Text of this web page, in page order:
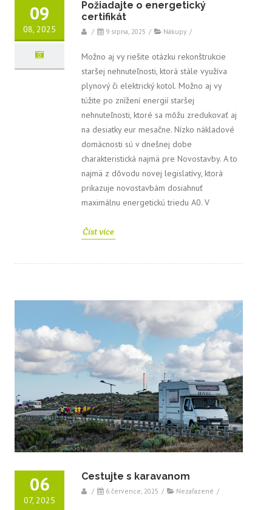
09
08, 2025
Požiadajte o energetický
certifikát
/ 9 srpna, 2025 / Nákupy /
Možno aj vy riešite otázku rekonštrukcie
staršej nehnuteľnosti, ktorá stále využíva
plynový či elektrický kotol. Možno aj vy
túžite po znížení energií staršej
nehnuteľnosti, ktoré sa môžu zredukovať aj
na desiatky eur mesačne. Nízko nákladové
domácnosti sú v dnešnej dobe
charakteristická najmä pre Novostavby. A to
najmä z dôvodu novej legislatívy, ktorá
prikazuje novostavbám dosiahnuť
maximálnu energetickú triedu A0. V
Číst více
06
07, 2025
Cestujte s karavanom
/ 6 července, 2025 / Nezařazené /